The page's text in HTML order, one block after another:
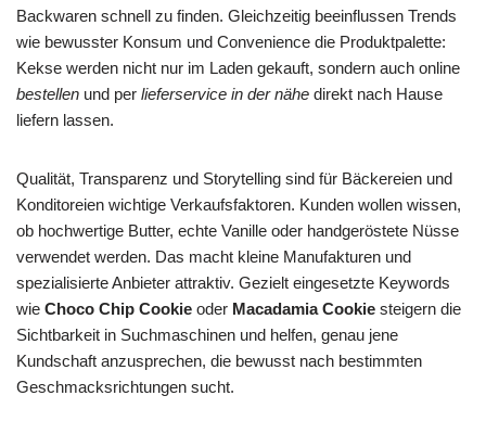
Backwaren schnell zu finden. Gleichzeitig beeinflussen Trends
wie bewusster Konsum und Convenience die Produktpalette:
Kekse werden nicht nur im Laden gekauft, sondern auch online
bestellen und per lieferservice in der nähe direkt nach Hause
liefern lassen.
Qualität, Transparenz und Storytelling sind für Bäckereien und
Konditoreien wichtige Verkaufsfaktoren. Kunden wollen wissen,
ob hochwertige Butter, echte Vanille oder handgeröstete Nüsse
verwendet werden. Das macht kleine Manufakturen und
spezialisierte Anbieter attraktiv. Gezielt eingesetzte Keywords
wie Choco Chip Cookie oder Macadamia Cookie steigern die
Sichtbarkeit in Suchmaschinen und helfen, genau jene
Kundschaft anzusprechen, die bewusst nach bestimmten
Geschmacksrichtungen sucht.